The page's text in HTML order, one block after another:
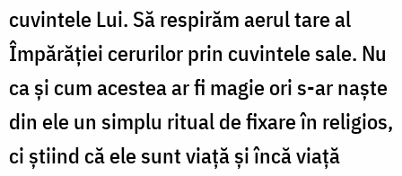
cuvintele Lui. Să respirăm aerul tare al
Împărăției cerurilor prin cuvintele sale. Nu
ca și cum acestea ar fi magie ori s-ar naște
din ele un simplu ritual de fixare în religios,
ci știind că ele sunt viață și încă viață